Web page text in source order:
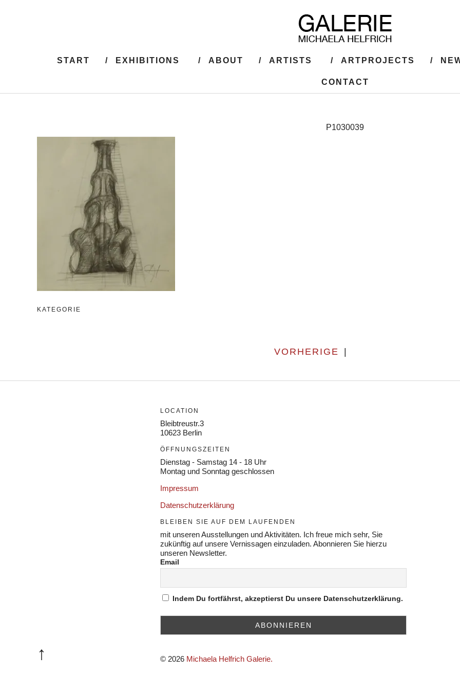
START EXHIBITIONS ABOUT ARTISTS ARTPROJECTS
CONTACT
P1030039
KATEGORIE
VORHERIGE
LOCATION
Bleibtreustr.3
10623 Berlin
ÖFFNUNGSZEITEN
Dienstag - Samstag 14 - 18 Uhr
Montag und Sonntag geschlossen
Impressum
Datenschutzerklärung
BLEIBEN SIE AUF DEM LAUFENDEN
mit unseren Ausstellungen und Aktivitäten. Ich freue mich sehr, Sie
zukünftig auf unsere Vernissagen einzuladen. Abonnieren Sie hierzu
unseren Newsletter.
Email
Indem Du fortfährst, akzeptierst Du unsere Datenschutzerklärung.
© 2026 Michaela Helfrich Galerie.